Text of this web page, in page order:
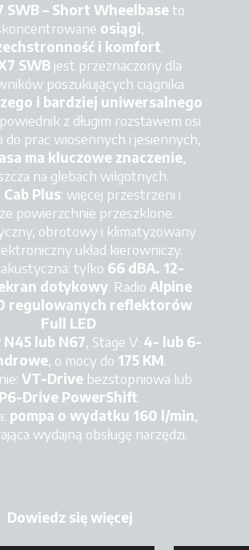
SWB – Short Wheelbaseto
osiągi,
i komfort.
SWB jest przeznaczony dla
poszukujących ciągnika
i bardziej uniwersalnego
z długim rozstawem osi
do prac wiosennych i jesiennych,
ma kluczowe znaczenie,
na glebach wilgotnych.
Plus: więcej przestrzeni i
powierzchnie przeszklone.
obrotowy i klimatyzowany
układ kierowniczy.
akustyczna: tylko 66 dBA. 12-
dotykowy. RadioAlpine
regulowanych reflektorów
Full LED.
N45 lub N67, Stage V: 4- lub 6-
, o mocy do 175 KM.
VT-Drive bezstopniowa lub
P6-Drive PowerShift.
pompa o wydatku 160 l/min,
wydajną obsługę narzędzi.
Dowiedz się więcej